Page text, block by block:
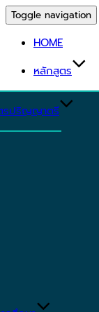
Toggle navigation
HOME
หลักสูตร
รปริญญาตรี